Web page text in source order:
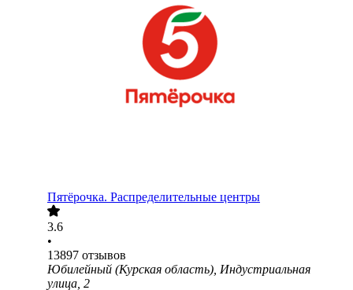
Пятёрочка. Распределительные центры
3.6
•
13897 отзывов
Юбилейный (Курская область), Индустриальная
улица, 2